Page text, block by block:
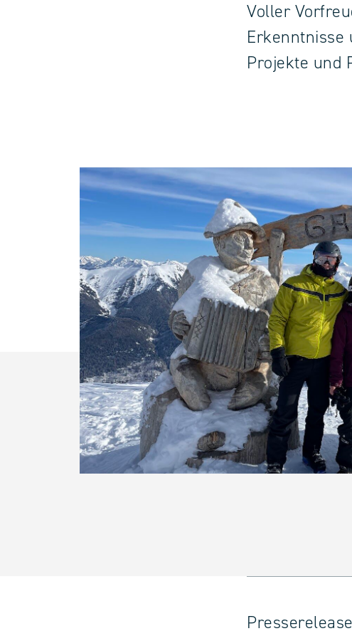
Voller
Erkenntnisse
Projekte und